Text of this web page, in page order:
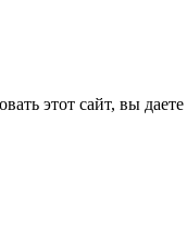
этот сайт, вы даете